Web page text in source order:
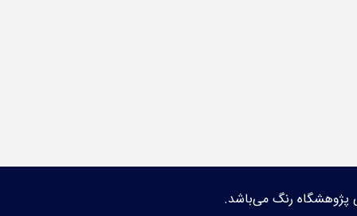
پژوهشگاه رنگ می‌باشد.